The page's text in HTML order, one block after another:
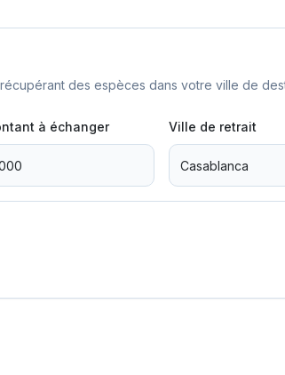
des espèces dans votre ville de
à échanger Ville de retrait